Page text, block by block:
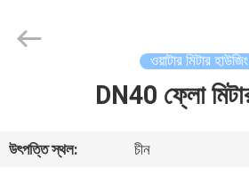
পণ্য
ওয়াটার মিটার হাউজিং
DN40 ফ্লো
উৎপত্তি স্থল:
চীন